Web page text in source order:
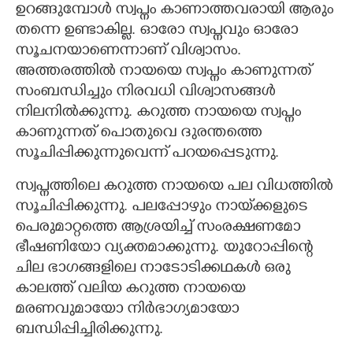
CARTOONS
LITERATURE
ZOOM
CONTACT US
ഉറങ്ങുമ്പോൾ സ്വപ്നം കാണാത്തവരായി ആരും
തന്നെ ഉണ്ടാകില്ല. ഓരോ സ്വപ്നവും ഓരോ
സൂചനയാണെന്നാണ് വിശ്വാസം.
അത്തരത്തിൽ നായയെ സ്വപ്നം കാണുന്നത്
സംബന്ധിച്ചും നിരവധി വിശ്വാസങ്ങൾ
നിലനിൽക്കുന്നു. കറുത്ത നായയെ സ്വപ്നം
കാണുന്നത് പൊതുവെ ദുരന്തത്തെ
സൂചിപ്പിക്കുന്നുവെന്ന് പറയപ്പെടുന്നു.
സ്വപ്നത്തിലെ കറുത്ത നായയെ പല വിധത്തിൽ
സൂചിപ്പിക്കുന്നു. പലപ്പോഴും നായ്‌ക്കളുടെ
പെരുമാറ്റത്തെ ആശ്രയിച്ച് സംരക്ഷണമോ
ഭീഷണിയോ വ്യക്തമാക്കുന്നു. യുറോപ്പിന്റെ
ചില ഭാഗങ്ങളിലെ നാടോടിക്കഥകൾ ഒരു
കാലത്ത് വലിയ കറുത്ത നായയെ
മരണവുമായോ നിർഭാഗ്യമായോ
ബന്ധിപ്പിച്ചിരിക്കുന്നു.